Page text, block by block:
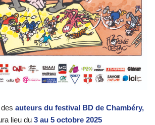
auteurs du festival BD de Chambéry,
lieu du 3 au 5 octobre 2025